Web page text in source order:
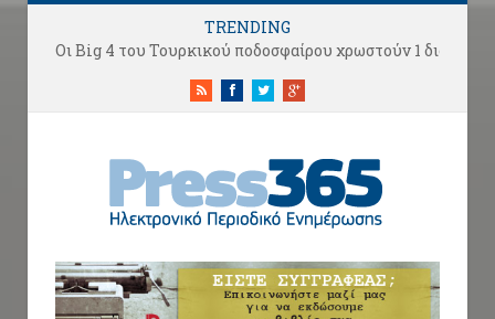
TRENDING
RSS FacebookTwitterGoogle+